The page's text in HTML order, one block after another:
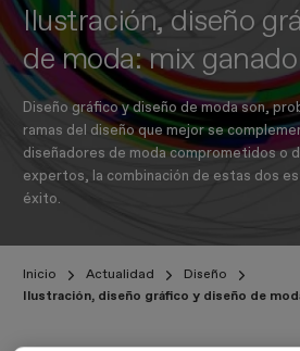
Ilustración, diseño
de moda: mix
Diseño gráfico y diseño de moda son,
ramas del diseño que mejor se
diseñadores de moda comprometidos o
expertos, la combinación de estas dos
éxito.
Inicio Actualidad
Diseño
Ilustración, diseño gráfico y diseño de